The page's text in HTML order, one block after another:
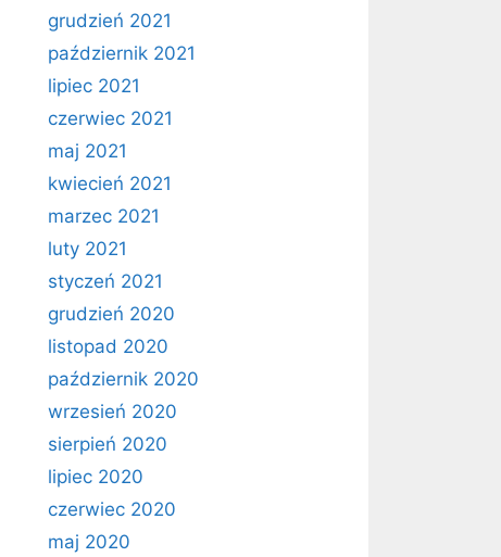
grudzień 2021
październik 2021
lipiec 2021
czerwiec 2021
maj 2021
kwiecień 2021
marzec 2021
luty 2021
styczeń 2021
grudzień 2020
listopad 2020
październik 2020
wrzesień 2020
sierpień 2020
lipiec 2020
czerwiec 2020
maj 2020